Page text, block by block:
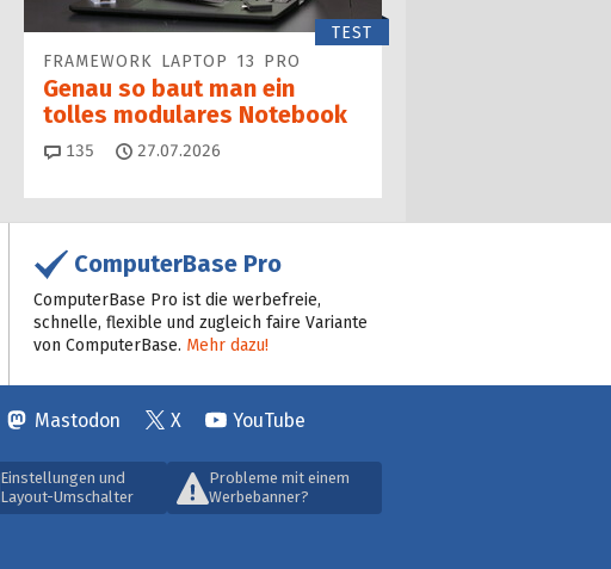
TEST
FRAMEWORK LAPTOP 13 PRO
Genau so baut man ein
tolles modulares Notebook
135 Kommentare
27.07.2026
ComputerBase Pro
ComputerBase Pro ist die werbefreie,
schnelle, flexible und zugleich faire Variante
von ComputerBase. Mehr dazu!
Mastodon X YouTube
Einstellungen und
Layout-Umschalter
Probleme mit einem
Werbebanner?